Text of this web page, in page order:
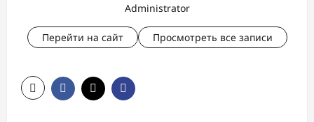
Administrator
Перейти на сайт Просмотреть все записи